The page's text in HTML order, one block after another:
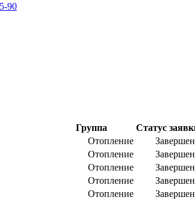
90
Группа
Статус
Отопление
Отопление
Отопление
Отопление
Отопление